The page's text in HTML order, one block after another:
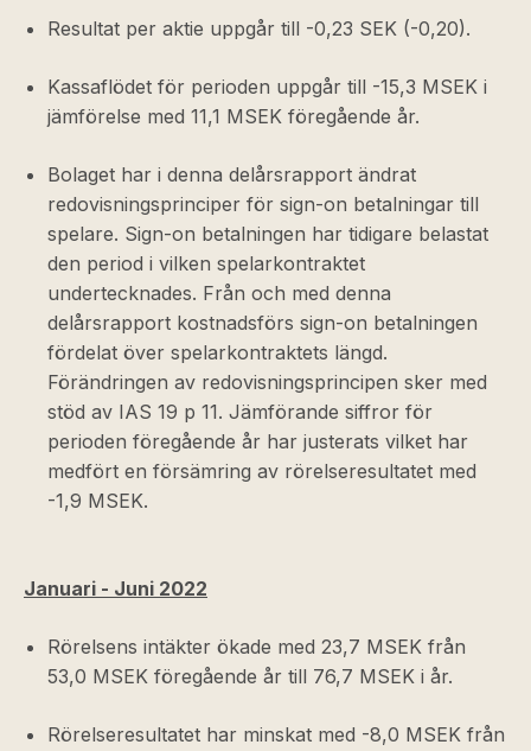
Resultat per aktie uppgår till -0,23 SEK (-0,20).
Kassaflödet för perioden uppgår till -15,3 MSEK i
jämförelse med 11,1 MSEK föregående år.
Bolaget har i denna delårsrapport ändrat
redovisningsprinciper för sign-on betalningar till
spelare. Sign-on betalningen har tidigare belastat
den period i vilken spelarkontraktet
undertecknades. Från och med denna
delårsrapport kostnadsförs sign-on betalningen
fördelat över spelarkontraktets längd.
Förändringen av redovisningsprincipen sker med
stöd av IAS 19 p 11. Jämförande siffror för
perioden föregående år har justerats vilket har
medfört en försämring av rörelseresultatet med
-1,9 MSEK.
Januari - Juni 2022
Rörelsens intäkter ökade med 23,7 MSEK från
53,0 MSEK föregående år till 76,7 MSEK i år.
Rörelseresultatet har minskat med -8,0 MSEK från